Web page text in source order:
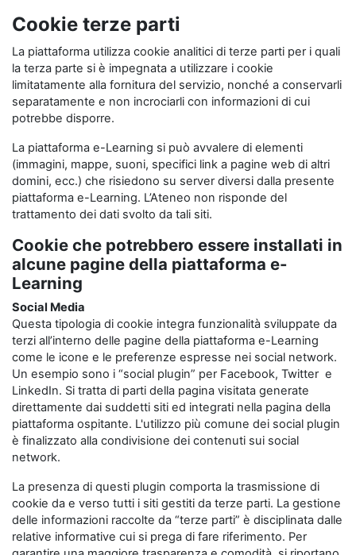
Cookie terze parti
La piattaforma utilizza cookie analitici di terze parti per i quali
la terza parte si è impegnata a utilizzare i cookie
limitatamente alla fornitura del servizio, nonché a conservarli
separatamente e non incrociarli con informazioni di cui
potrebbe disporre.
La piattaforma e-Learning si può avvalere di elementi
(immagini, mappe, suoni, specifici link a pagine web di altri
domini, ecc.) che risiedono su server diversi dalla presente
piattaforma e-Learning. L’Ateneo non risponde del
trattamento dei dati svolto da tali siti.
Cookie che potrebbero essere installati in
alcune pagine della piattaforma e-
Learning
Social Media
Questa tipologia di cookie integra funzionalità sviluppate da
terzi all’interno delle pagine della piattaforma e-Learning
come le icone e le preferenze espresse nei social network.
Un esempio sono i “social plugin” per Facebook, Twitter e
LinkedIn. Si tratta di parti della pagina visitata generate
direttamente dai suddetti siti ed integrati nella pagina della
piattaforma ospitante. L'utilizzo più comune dei social plugin
è finalizzato alla condivisione dei contenuti sui social
network.
La presenza di questi plugin comporta la trasmissione di
cookie da e verso tutti i siti gestiti da terze parti. La gestione
delle informazioni raccolte da “terze parti” è disciplinata dalle
relative informative cui si prega di fare riferimento. Per